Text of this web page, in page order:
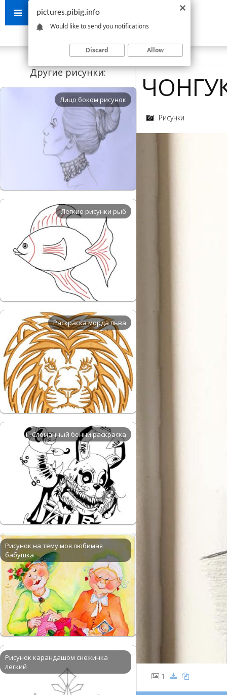
Другие рисунки:
Лицо боком рисунок
Легкие рисунки рыб
Раскраска морда льва
Сломанный бонни раскраска
Рисунок на тему моя любимая
бабушка
Рисунок карандашом снежинка
легкий
Рисунки
1
pictures.pibig.info
Would like to send you notifications
Discard Allow